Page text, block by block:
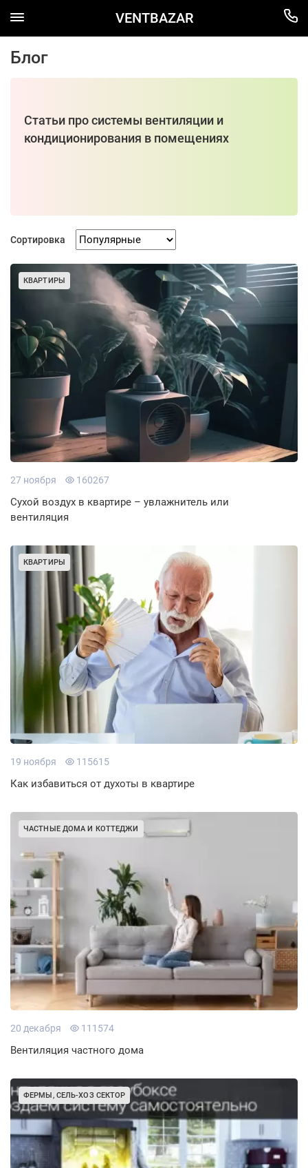
VENTBAZAR
Блог
Статьи про системы вентиляции и
кондиционирования в помещениях
Сортировка
КВАРТИРЫ
27 ноября 160267
Сухой воздух в квартире – увлажнитель или
вентиляция
КВАРТИРЫ
19 ноября 115615
Как избавиться от духоты в квартире
ЧАСТНЫЕ ДОМА И КОТТЕДЖИ
20 декабря 111574
Вентиляция частного дома
ФЕРМЫ, СЕЛЬ-ХОЗ СЕКТОР